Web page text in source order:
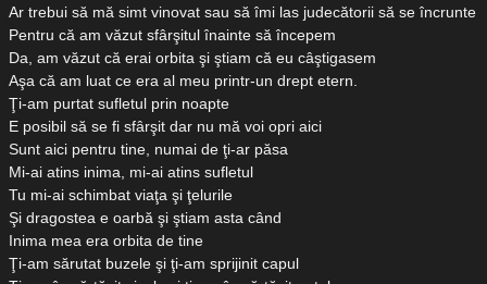
Ar trebui să mă simt vinovat sau să îmi las judecătorii să se încrunte
Pentru că am văzut sfârşitul înainte să începem
Da, am văzut că erai orbita şi ştiam că eu câştigasem
Aşa că am luat ce era al meu printr-un drept etern.
Ţi-am purtat sufletul prin noapte
E posibil să se fi sfârşit dar nu mă voi opri aici
Sunt aici pentru tine, numai de ţi-ar păsa
Mi-ai atins inima, mi-ai atins sufletul
Tu mi-ai schimbat viaţa şi ţelurile
Şi dragostea e oarbă şi ştiam asta când
Inima mea era orbita de tine
Ţi-am sărutat buzele şi ţi-am sprijinit capul